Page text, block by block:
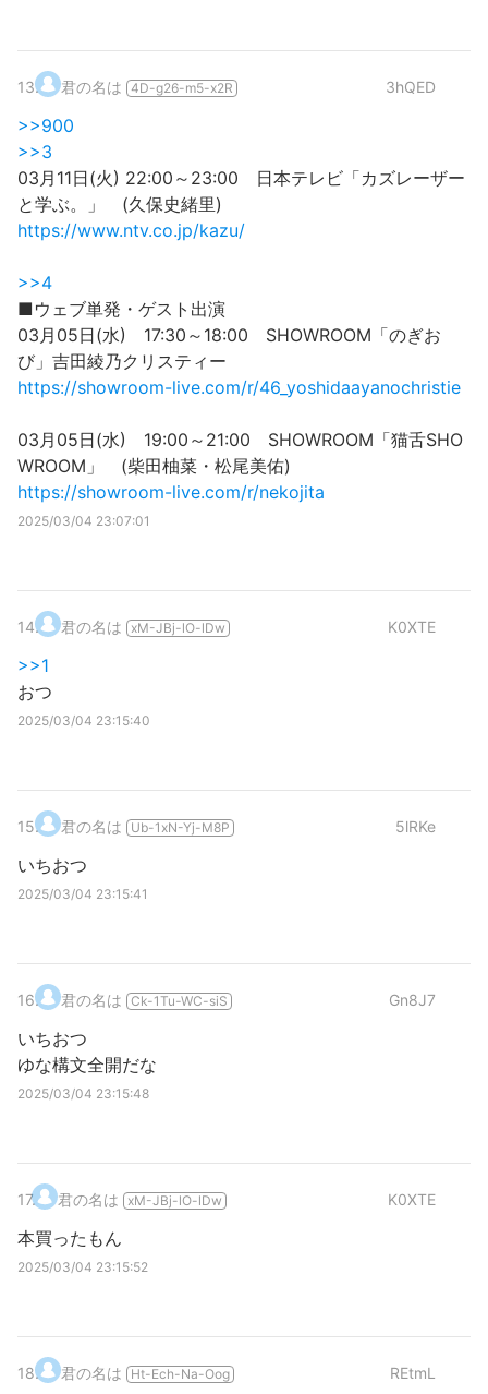
13. 君の名は 4D-g26-m5-x2R 3hQED
>>900
>>3
03月11日(火) 22:00～23:00 日本テレビ「カズレーザー
と学ぶ。」 (久保史緒里)
https://www.ntv.co.jp/kazu/
>>4
■ウェブ単発・ゲスト出演
03月05日(水) 17:30～18:00 SHOWROOM「のぎお
び」吉田綾乃クリスティー
https://showroom-live.com/r/46_yoshidaayanochristie
03月05日(水) 19:00～21:00 SHOWROOM「猫舌SHO
WROOM」 (柴田柚菜・松尾美佑)
https://showroom-live.com/r/nekojita
2025/03/04 23:07:01
14. 君の名は xM-JBj-lO-lDw K0XTE
>>1
おつ
2025/03/04 23:15:40
15. 君の名は Ub-1xN-Yj-M8P 5lRKe
いちおつ
2025/03/04 23:15:41
16. 君の名は Ck-1Tu-WC-siS Gn8J7
いちおつ
ゆな構文全開だな
2025/03/04 23:15:48
17. 君の名は xM-JBj-lO-lDw K0XTE
本買ったもん
2025/03/04 23:15:52
18. 君の名は Ht-Ech-Na-Oog REtmL